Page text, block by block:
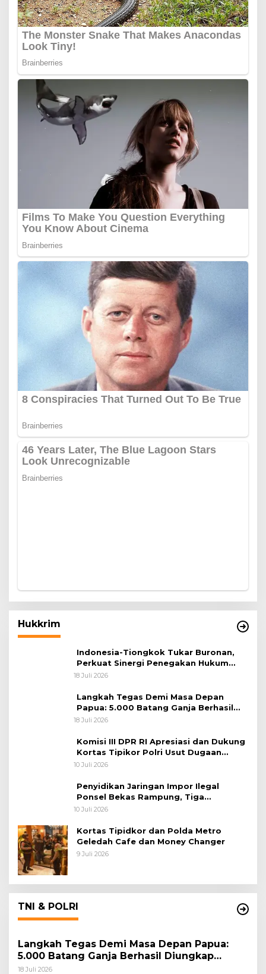
Hukkrim
Indonesia-Tiongkok Tukar Buronan,
Perkuat Sinergi Penegakan Hukum
Lintas Negara
18 Juli 2026
Langkah Tegas Demi Masa Depan
Papua: 5.000 Batang Ganja Berhasil
Diungkap Koops TNI Habema
18 Juli 2026
Komisi III DPR RI Apresiasi dan Dukung
Kortas Tipikor Polri Usut Dugaan
Korupsi Batu Bara
10 Juli 2026
Penyidikan Jaringan Impor Ilegal
Ponsel Bekas Rampung, Tiga
Tersangka Sudah P-21 dan Satu Buron
10 Juli 2026
Kortas Tipidkor dan Polda Metro
Geledah Cafe dan Money Changer
9 Juli 2026
TNI & POLRI
Langkah Tegas Demi Masa Depan Papua:
5.000 Batang Ganja Berhasil Diungkap
Koops TNI Habema
18 Juli 2026